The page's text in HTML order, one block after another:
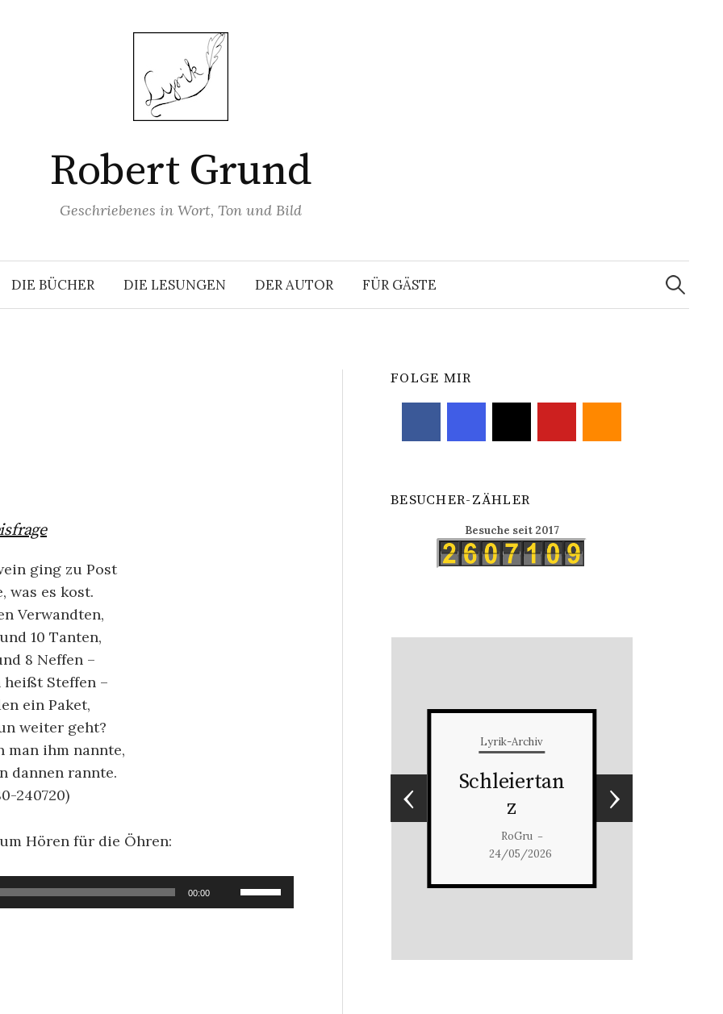
Robert Grund
Geschriebenes in Wort, Ton und Bild
DIE BÜCHER DIE LESUNGEN DER AUTOR FÜR GÄSTE
Suchen
nach:
ging zu Post
was es kost.
Verwandten,
10 Tanten,
8 Neffen –
heißt Steffen –
ein Paket,
weiter geht?
man ihm nannte,
dannen rannte.
240720)
Hören für die Öhren:
00:00
Pfeiltasten
Hoch/Runter
FOLGE MIR
BESUCHER-ZÄHLER
Besuche seit 2017
– ein
ch
08/2026
Lyrik-Archiv
Schleiertan
z
RoGru –
24/05/2026
‹ ›